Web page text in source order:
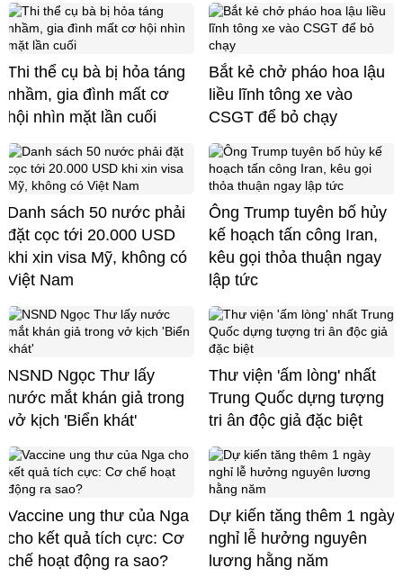
Thi thể cụ bà bị hỏa táng
nhầm, gia đình mất cơ
hội nhìn mặt lần cuối
Bắt kẻ chở pháo hoa lậu
liều lĩnh tông xe vào
CSGT để bỏ chạy
Danh sách 50 nước phải
đặt cọc tới 20.000 USD
khi xin visa Mỹ, không có
Việt Nam
Ông Trump tuyên bố hủy
kế hoạch tấn công Iran,
kêu gọi thỏa thuận ngay
lập tức
NSND Ngọc Thư lấy
nước mắt khán giả trong
vở kịch 'Biển khát'
Thư viện 'ấm lòng' nhất
Trung Quốc dựng tượng
tri ân độc giả đặc biệt
Vaccine ung thư của Nga
cho kết quả tích cực: Cơ
chế hoạt động ra sao?
Dự kiến tăng thêm 1 ngày
nghỉ lễ hưởng nguyên
lương hằng năm